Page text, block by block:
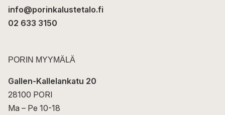
info@porinkalustetalo.fi
02 633 3150
PORIN MYYMÄLÄ
Gallen-Kallelankatu 20
28100 PORI
Ma – Pe 10-18